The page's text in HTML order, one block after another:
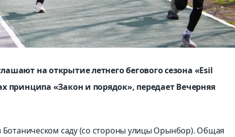
на открытие летнего бегового сезона «Esil
принципа «Закон и порядок», передает Вечерняя
саду (со стороны улицы Орынбор). Общая